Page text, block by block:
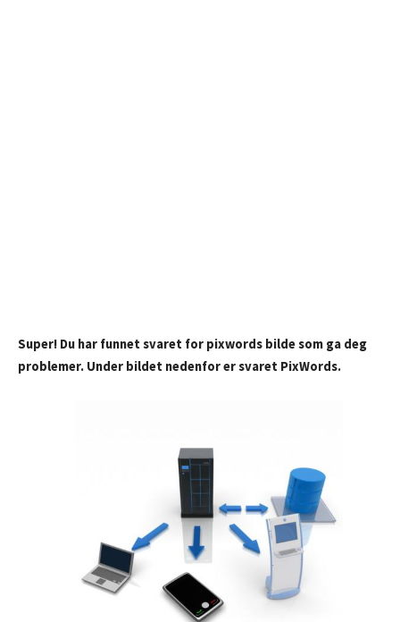
Super! Du har funnet svaret for pixwords bilde som ga deg
problemer. Under bildet nedenfor er svaret PixWords.